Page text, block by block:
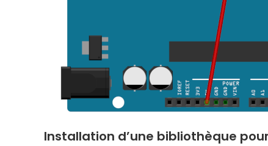
Installation d’une bibliothèque